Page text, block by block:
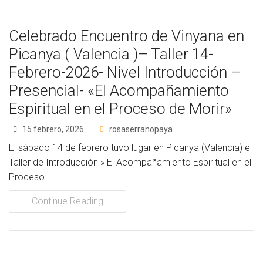
Celebrado Encuentro de Vinyana en
Picanya ( Valencia )– Taller 14-
Febrero-2026- Nivel Introducción –
Presencial- «El Acompañamiento
Espiritual en el Proceso de Morir»
15 febrero, 2026 rosaserranopaya
El sábado 14 de febrero tuvo lugar en Picanya (Valencia) el
Taller de Introducción » El Acompañamiento Espiritual en el
Proceso...
Continue Reading